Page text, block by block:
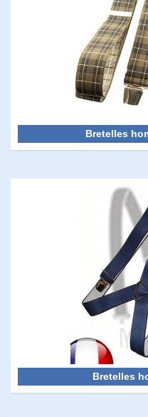
Bretelles
Bretelles